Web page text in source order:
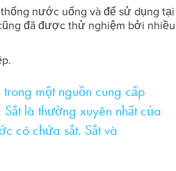
nước uống và để sử dụng tại
đã được thử nghiệm bởi nhiều
một nguồn cung cấp
là thường xuyên nhất của
có chứa sắt. Sắt và